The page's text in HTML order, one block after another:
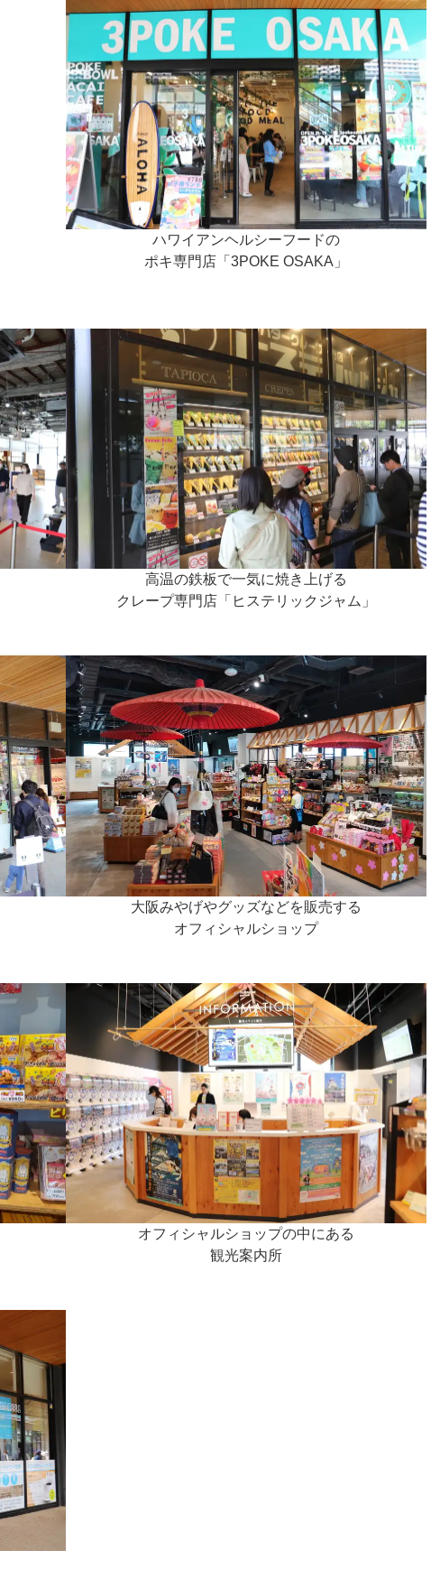
ハワイアンヘルシーフードの
ポキ専門店「3POKE OSAKA」
高温の鉄板で一気に焼き上げる
クレープ専門店「ヒステリックジャム」
大阪みやげやグッズなどを販売する
オフィシャルショップ
オフィシャルショップの中にある
観光案内所